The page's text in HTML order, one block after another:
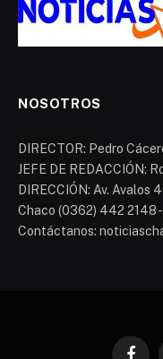
NOSOTROS
DIRECTOR: Pedro
JEFE DE REDACCIÓN:
DIRECCIÓN: Av. Avalos
Chaco (0362) 442 2148 -
Contáctanos: